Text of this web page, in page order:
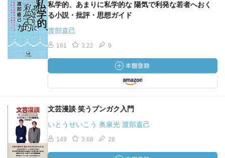
私学的、あまりに私学的な 陽気で利発な若者へおく
る小説・批評・思想ガイド
渡部直己
161 3.22 9
文芸漫談 笑うブンガク入門
いとうせいこう 奥泉光 渡部直己
149 3.68 28